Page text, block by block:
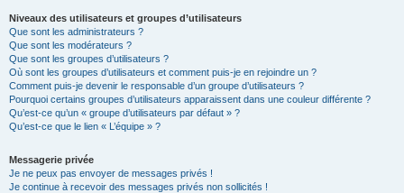
Niveaux des utilisateurs et groupes d’utilisateurs
Que sont les administrateurs ?
Que sont les modérateurs ?
Que sont les groupes d’utilisateurs ?
Où sont les groupes d’utilisateurs et comment puis-je en rejoindre un ?
Comment puis-je devenir le responsable d’un groupe d’utilisateurs ?
Pourquoi certains groupes d’utilisateurs apparaissent dans une couleur différente ?
Qu’est-ce qu’un « groupe d’utilisateurs par défaut » ?
Qu’est-ce que le lien « L’équipe » ?
Messagerie privée
Je ne peux pas envoyer de messages privés !
Je continue à recevoir des messages privés non sollicités !